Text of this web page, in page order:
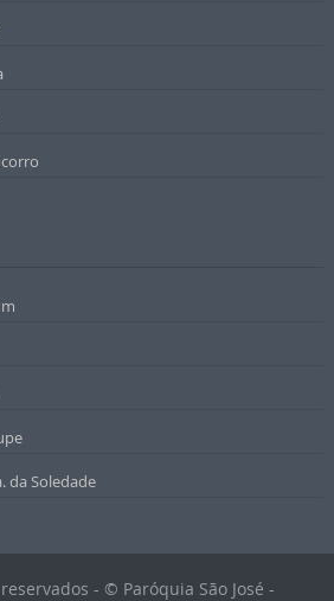
da Soledade
- © Paróquia São José -